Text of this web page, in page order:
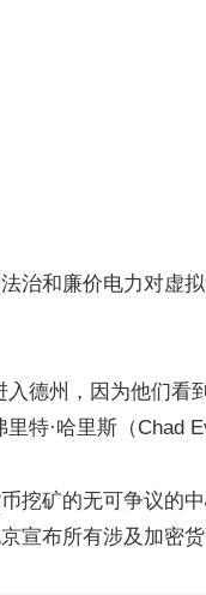
治和廉价电力对虚
入德州，因为他们看
里特·哈里斯（Chad
挖矿的无可争议的
宣布所有涉及加密